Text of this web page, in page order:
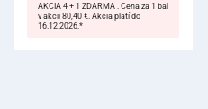
AKCIA 4 + 1 ZDARMA . Cena za 1 bal
v akcii 80,40 €. Akcia platí do
16.12.2026.*